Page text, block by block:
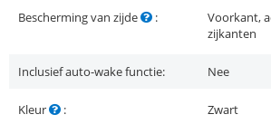
Bescherming van zijde :
Voorkant,
zijkanten
Inclusief auto-wake functie: Nee
Kleur : Zwart